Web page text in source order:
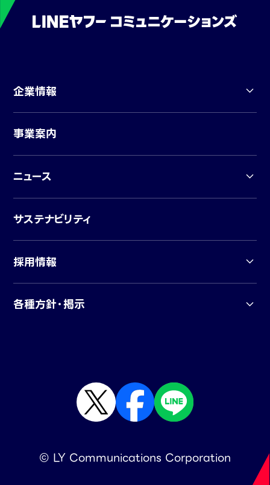
企業情報
事業案内
ニュース
サステナビリティ
採用情報
各種方針・掲示
© LY Communications Corporation